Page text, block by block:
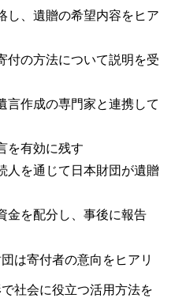
し、遺贈の希望内容をヒア
付の方法について説明を受
言作成の専門家と連携して
を有効に残す
人を通じて日本財団が遺贈
金を配分し、事後に報告
は寄付者の意向をヒアリ
社会に役立つ活用方法を